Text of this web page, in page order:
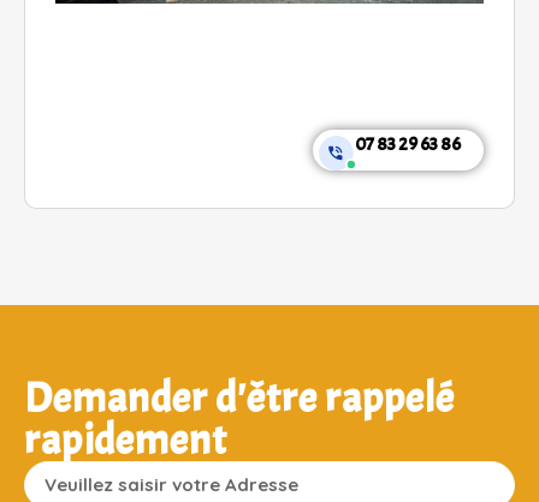
07 83 29 63 86
Demander d'être rappelé
rapidement